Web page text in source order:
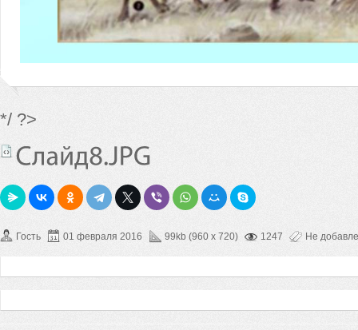
*/ ?>
Гость 01 февраля 2016 99kb (960 x 720) 1247 Не